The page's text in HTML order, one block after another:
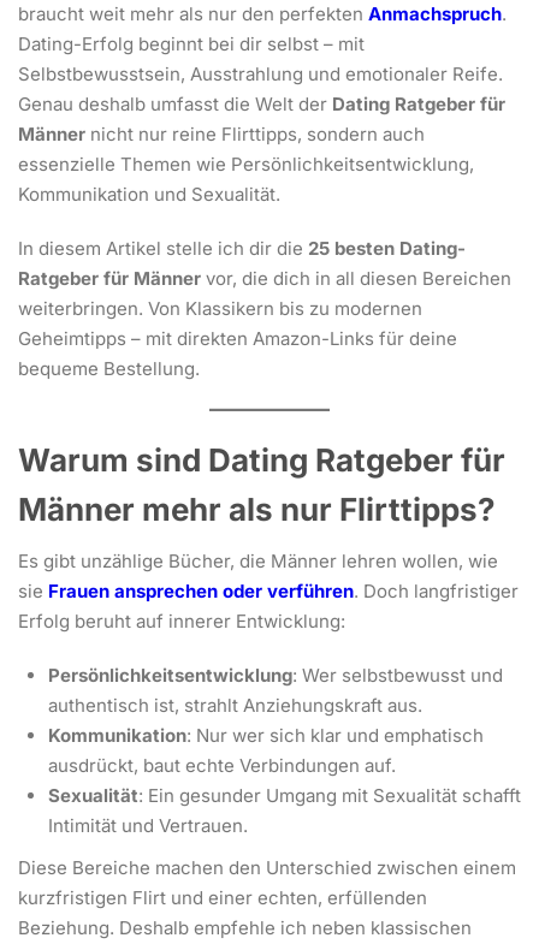
braucht weit mehr als nur den perfekten Anmachspruch.
Dating-Erfolg beginnt bei dir selbst – mit
Selbstbewusstsein, Ausstrahlung und emotionaler Reife.
Genau deshalb umfasst die Welt der Dating Ratgeber für
Männer nicht nur reine Flirttipps, sondern auch
essenzielle Themen wie Persönlichkeitsentwicklung,
Kommunikation und Sexualität.
In diesem Artikel stelle ich dir die 25 besten Dating-
Ratgeber für Männer vor, die dich in all diesen Bereichen
weiterbringen. Von Klassikern bis zu modernen
Geheimtipps – mit direkten Amazon-Links für deine
bequeme Bestellung.
Warum sind Dating Ratgeber für
Männer mehr als nur Flirttipps?
Es gibt unzählige Bücher, die Männer lehren wollen, wie
sie Frauen ansprechen oder verführen. Doch langfristiger
Erfolg beruht auf innerer Entwicklung:
Persönlichkeitsentwicklung: Wer selbstbewusst und
authentisch ist, strahlt Anziehungskraft aus.
Kommunikation: Nur wer sich klar und emphatisch
ausdrückt, baut echte Verbindungen auf.
Sexualität: Ein gesunder Umgang mit Sexualität schafft
Intimität und Vertrauen.
Diese Bereiche machen den Unterschied zwischen einem
kurzfristigen Flirt und einer echten, erfüllenden
Beziehung. Deshalb empfehle ich neben klassischen